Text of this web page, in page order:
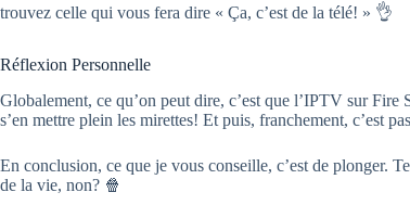
trouvez celle qui vous fera dire « Ça, c’est de la télé! » 👌
Réflexion Personnelle
Globalement, ce qu’on peut dire, c’est que l’IPTV sur
s’en mettre plein les mirettes! Et puis, franchement, c’est
En conclusion, ce que je vous conseille, c’est de plonger.
de la vie, non? 🍿